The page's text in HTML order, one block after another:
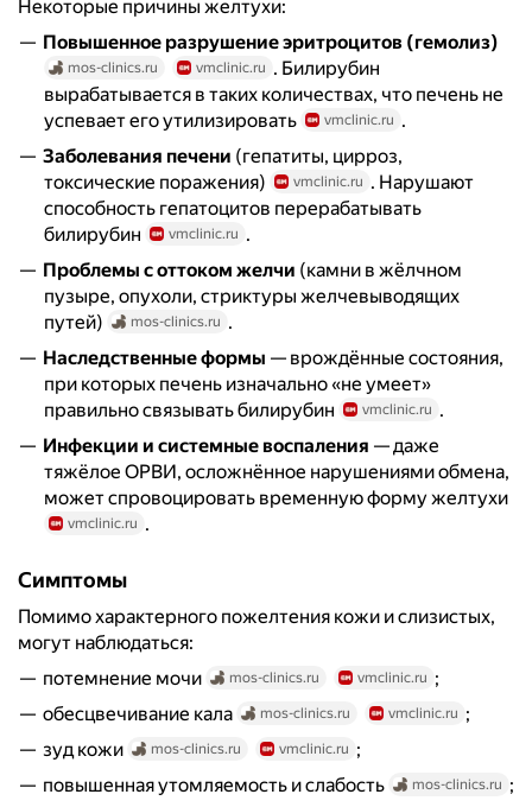
Некоторые причины желтухи:
Повышенное разрушение эритроцитов (гемолиз)
mos-clinics.ru vmclinic.ru . Билирубин
вырабатывается в таких количествах, что печень не
успевает его утилизировать
vmclinic.ru .
Заболевания печени (гепатиты, цирроз,
токсические поражения)
vmclinic.ru . Нарушают
способность гепатоцитов перерабатывать
билирубин
vmclinic.ru .
Проблемы с оттоком желчи (камни в жёлчном
пузыре, опухоли, стриктуры желчевыводящих
путей)
mos-clinics.ru .
Наследственные формы — врождённые состояния,
при которых печень изначально «не умеет»
правильно связывать билирубин
vmclinic.ru .
Инфекции и системные воспаления — даже
тяжёлое ОРВИ, осложнённое нарушениями обмена,
может спровоцировать временную форму желтухи
vmclinic.ru .
Симптомы
Помимо характерного пожелтения кожи и слизистых,
могут наблюдаться:
потемнение мочи
mos-clinics.ru vmclinic.ru ;
обесцвечивание кала
mos-clinics.ru vmclinic.ru ;
зуд кожи
mos-clinics.ru vmclinic.ru ;
повышенная утомляемость и слабость
mos-clinics.ru ;